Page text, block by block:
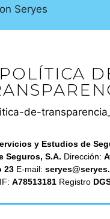
POLÍTICA
y Estudios de
Seguros, S.A. Dirección:
23 E-mail:
A78513181 Registro